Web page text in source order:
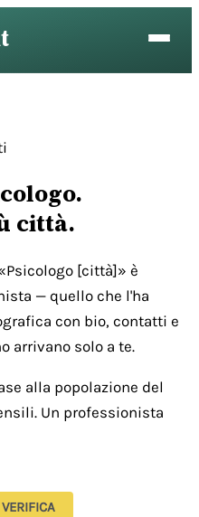
città.
[città]» è
— quello che l'ha
con bio, contatti e
arrivano solo a te.
alla popolazione del
Un professionista
VERIFICA